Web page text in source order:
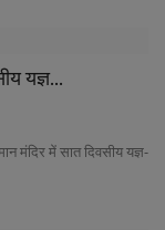
यज्ञ...
मंदिर में सात दिवसीय यज्ञ-